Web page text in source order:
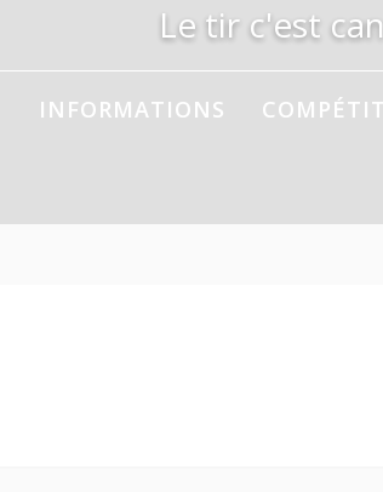
Le tir c'est
INFORMATIONS